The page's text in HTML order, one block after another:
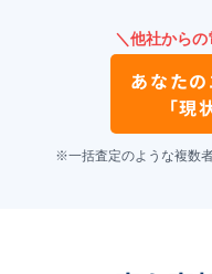
＼他社から
あなたの
「現
※一括査定のような複数